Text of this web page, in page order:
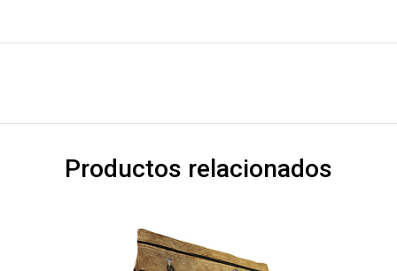
Productos relacionados